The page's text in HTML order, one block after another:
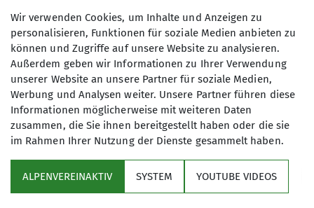
gute Laune sowie Schuhe rund um
unsere Füße und zweckmäßige
Kleidung haben und aus Fürth
kommen - die meisten zumindest.
Viele unserer Mitglieder führen
Heimat- und Bergwanderungen von
einfach bis hin zu anspruchsvollen
Klettersteigen durch. Auch mehrtägige
(Berg)touren, Ausflüge mit
Besichtigungen, Kanufahrten oder
Anmeldung bis
19.10.2023
Sektion
Wir verwenden Cookies, um Inhalte und Anzeigen zu
personalisieren, Funktionen für soziale Medien anbieten zu
können und Zugriffe auf unsere Website zu analysieren.
Außerdem geben wir Informationen zu Ihrer Verwendung
unserer Website an unsere Partner für soziale Medien,
Werbung und Analysen weiter. Unsere Partner führen diese
Informationen möglicherweise mit weiteren Daten
zusammen, die Sie ihnen bereitgestellt haben oder die sie
im Rahmen Ihrer Nutzung der Dienste gesammelt haben.
ALPENVEREINAKTIV SYSTEM YOUTUBE VIDEOS